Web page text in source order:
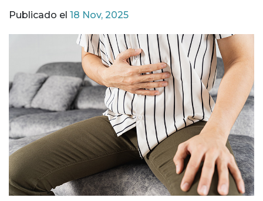
Publicado el 18 Nov, 2025